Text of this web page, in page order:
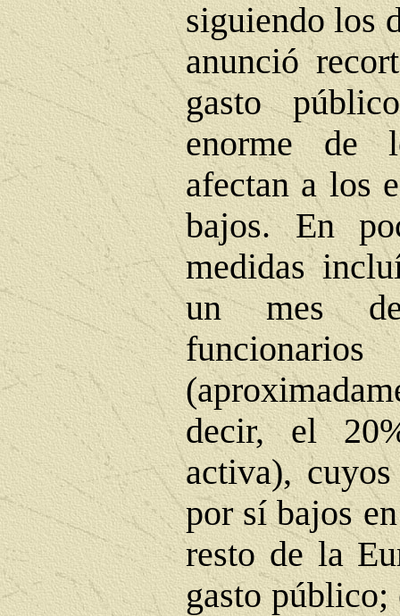
siguiendo los
anunció
gasto
enorme de
afectan a los
bajos. En
medidas
un mes
decir, el
activa),
por sí bajos
resto de la
gasto público;